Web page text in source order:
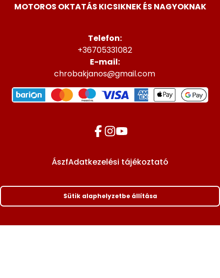
MOTOROS OKTATÁS KICSIKNEK ÉS NAGYOKNAK
Telefon:
+36705331082
E-mail:
chrobakjanos@gmail.com
ÁszfAdatkezelési tájékoztató
Sütik alaphelyzetbe állítása